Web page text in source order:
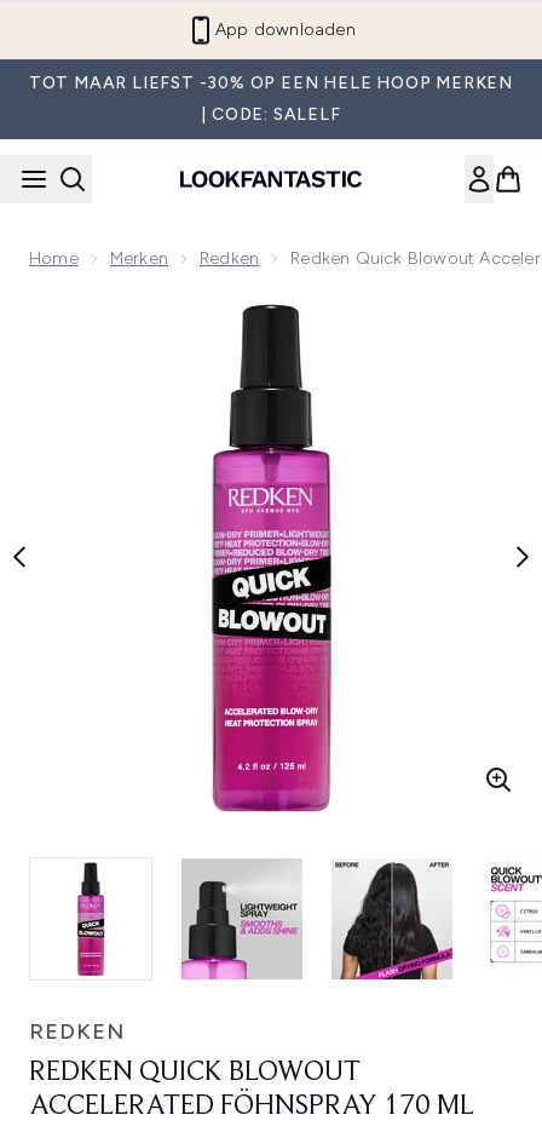
App downloaden
TOT MAAR LIEFST -30% OP EEN HELE HOOP MERKEN
| CODE: SALELF
Home Merken Redken Redken Quick Blowout
Now showing image 1 Redken Quick Blowout Accelerated
REDKEN
REDKEN QUICK BLOWOUT
ACCELERATED FÖHNSPRAY 170 ML